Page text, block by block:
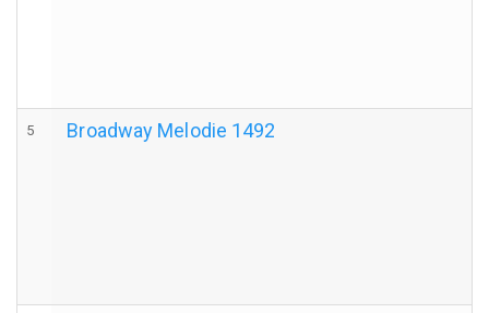
5 Broadway Melodie 1492